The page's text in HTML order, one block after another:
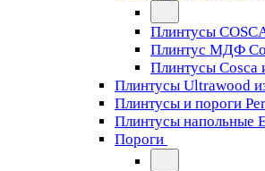
Плинтусы
Плинтус МДФ
Плинтусы Cosca
Плинтусы Ultrawood
Плинтусы и пороги
Плинтусы напольные
Пороги